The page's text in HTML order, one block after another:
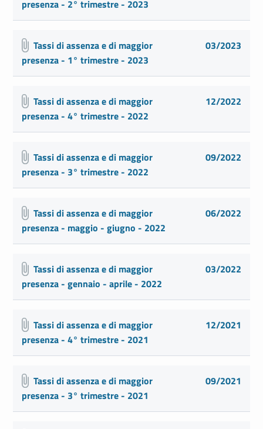
presenza - 2° trimestre - 2023
Tassi di assenza e di maggior
presenza - 1° trimestre - 2023
03/2023
Tassi di assenza e di maggior
presenza - 4° trimestre - 2022
12/2022
Tassi di assenza e di maggior
presenza - 3° trimestre - 2022
09/2022
Tassi di assenza e di maggior
presenza - maggio - giugno - 2022
06/2022
Tassi di assenza e di maggior
presenza - gennaio - aprile - 2022
03/2022
Tassi di assenza e di maggior
presenza - 4° trimestre - 2021
12/2021
Tassi di assenza e di maggior
presenza - 3° trimestre - 2021
09/2021